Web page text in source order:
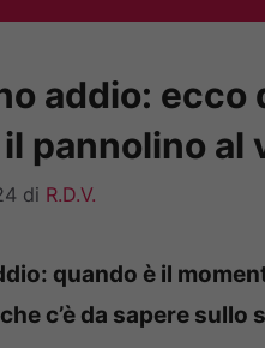
addio: ecco
pannolino al
di R.D.V.
quando è il
c’è da sapere sullo